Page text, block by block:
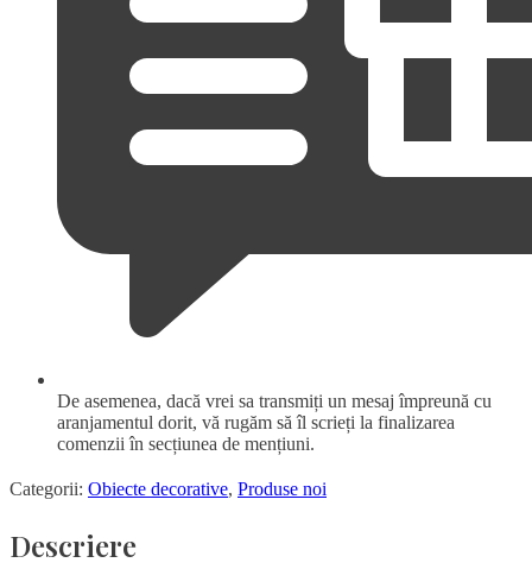
De asemenea, dacă vrei sa transmiți un mesaj împreună cu
aranjamentul dorit, vă rugăm să îl scrieți la finalizarea
comenzii în secțiunea de mențiuni.
Categorii: Obiecte decorative, Produse noi
Descriere